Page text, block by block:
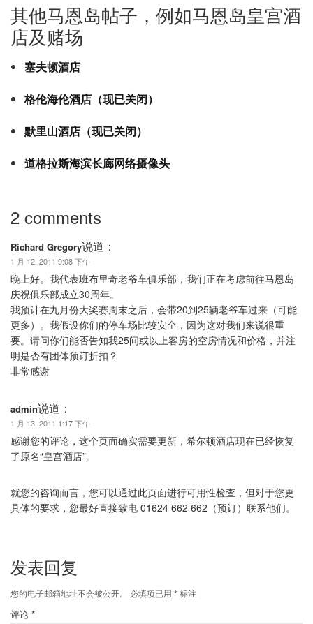
其他马恩岛帖子，例如马恩岛皇宫酒
店及赌场
塞夫顿酒店
格伦海伦酒店（现已关闭）
默里山酒店（现已关闭）
道格拉斯海滨长廊网络摄像头
2 comments
Richard Gregory说道：
1 月 12, 2011 9:08 下午
晚上好。我代表班布里奇老爷车俱乐部，我们正在考虑前往马恩岛
庆祝俱乐部成立30周年。
我预计在九月份大奖赛周末之后，会带20到25辆老爷车过来（可能
更多）。我假设你们的停车场比较安全，因为这对我们来说很重
要。请问你们能否告知我25间或以上客房的空房情况和价格，并注
明是否有团体预订折扣？
非常感谢
admin说道：
1 月 13, 2011 1:17 下午
感谢您的评论，这个页面确实需要更新，希尔顿酒店现在已经恢复
了原名“皇宫酒店”。
就您的咨询而言，您可以通过此页面进行可用性检查，但对于您更
具体的要求，您最好直接致电 01624 662 662（预订）联系他们。
发表回复
您的电子邮箱地址不会被公开。 必填项已用 * 标注
评论 *